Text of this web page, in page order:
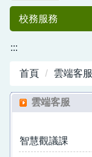
校務服務
:::
首頁 雲端客服
雲端客服
智慧觀議課